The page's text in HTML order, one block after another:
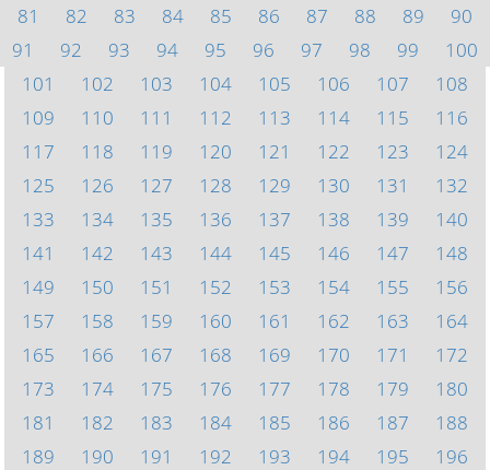
81
82 83 84 85 86 87 88 89
90
91
92 93 94 95 96 97 98 99
100
101
102 103 104 105 106 107
108
109
110 111 112 113 114 115
116
117
118 119 120 121 122 123
124
125
126 127 128 129 130 131
132
133
134 135 136 137 138 139
140
141
142 143 144 145 146 147
148
149
150 151 152 153 154 155
156
157
158 159 160 161 162 163
164
165
166 167 168 169 170 171
172
173
174 175 176 177 178 179
180
181
182 183 184 185 186 187
188
189
190 191 192 193 194 195
196